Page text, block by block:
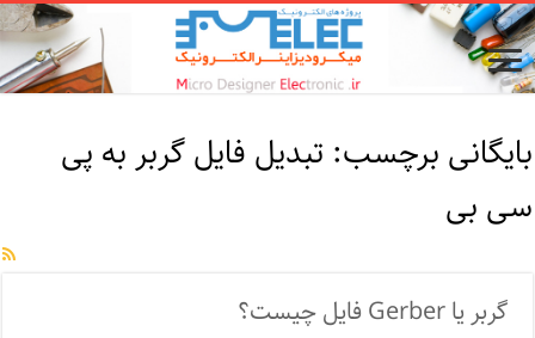
بایگانی برچسب: تبدیل فایل گربر به پی
سی بی
گربر یا Gerber فایل چیست؟